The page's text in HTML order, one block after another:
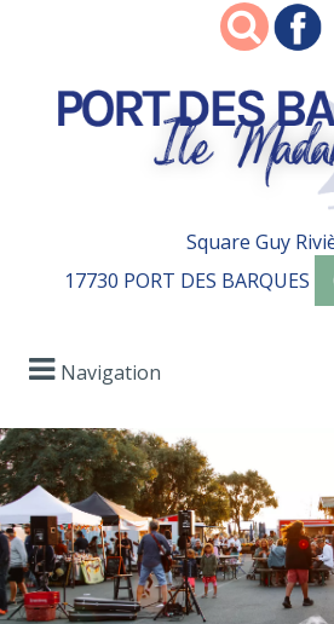
Square Guy
17730 PORT DES BARQUES
Navigation